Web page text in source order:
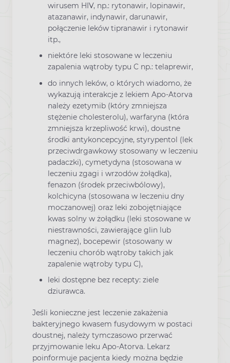
wirusem HIV, np.: rytonawir, lopinawir,
atazanawir, indynawir, darunawir,
połączenie leków tipranawir i rytonawir
itp.,
niektóre leki stosowane w leczeniu
zapalenia wątroby typu C np.: telaprewir,
do innych leków, o których wiadomo, że
wykazują interakcje z lekiem Apo-Atorva
należy ezetymib (który zmniejsza
stężenie cholesterolu), warfaryna (która
zmniejsza krzepliwość krwi), doustne
środki antykoncepcyjne, styrypentol (lek
przeciwdrgawkowy stosowany w leczeniu
padaczki), cymetydyna (stosowana w
leczeniu zgagi i wrzodów żołądka),
fenazon (środek przeciwbólowy),
kolchicyna (stosowana w leczeniu dny
moczanowej) oraz leki zobojętniające
kwas solny w żołądku (leki stosowane w
niestrawności, zawierające glin lub
magnez), bocepewir (stosowany w
leczeniu chorób wątroby takich jak
zapalenie wątroby typu C),
leki dostępne bez recepty: ziele
dziurawca.
Jeśli konieczne jest leczenie zakażenia
bakteryjnego kwasem fusydowym w postaci
doustnej, należy tymczasowo przerwać
przyjmowanie leku Apo-Atorva. Lekarz
poinformuje pacjenta kiedy można będzie